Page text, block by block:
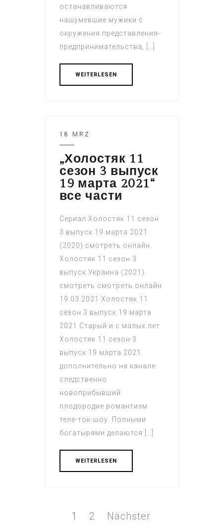
останавливаются
нашумевшие мужики с
окружения представления-
предпринимательства, […]
WEITERLESEN
18 MRZ
„Холостяк 11
сезон 3 выпуск
19 марта 2021“
все части
Сериал Холостяк 11 сезон
3 выпуск 19 марта 2021
(2020) смотреть онлайн.
Холостяк 11 сезон 3
выпуск Украина (2021)
смотреть смотреть онлайн
19.03.2021 Холостяк 11
сезон 3 выпуск 19 марта
2021 Старый и с малых лет
Холостяк 11 сезон 3
выпуск 19 марта 2021
дополнительно на канале
следственно
новоприбывший
плодородие романтизм
теле-ток-шоу. Полными
богатырями делаются […]
WEITERLESEN
Navigation
Seite
1 Seite
2 Nächster